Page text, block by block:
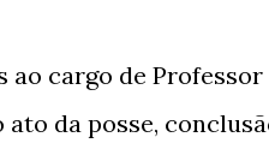
ao cargo de
ato da posse,